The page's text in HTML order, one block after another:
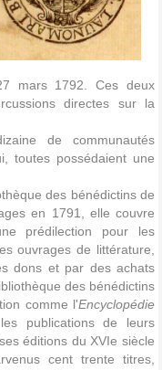
mars 1792. Ces deux
directes sur la
de communautés
toutes possédaient une
des bénédictins de
en 1791, elle couvre
prédilection pour les
ouvrages de littérature,
dons et par des achats
des bénédictins
comme l'Encyclopédie
publications de leurs
éditions du XVIe siècle
cent trente titres,